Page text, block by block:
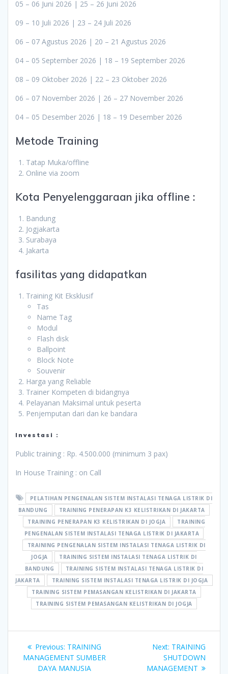
05 – 06 Juni 2026 | 25 – 26 Juni 2026
09 – 10 Juli 2026 | 23 – 24 Juli 2026
06 – 07 Agustus 2026 | 20 – 21 Agustus 2026
04 – 05 September 2026 | 18 – 19 September 2026
08 – 09 Oktober 2026 | 22 – 23 Oktober 2026
06 – 07 November 2026 | 26 – 27 November 2026
04 – 05 Desember 2026 | 18 – 19 Desember 2026
Metode Training
Tatap Muka/offline
Online via zoom
Kota Penyelenggaraan jika offline :
Bandung
Jogjakarta
Surabaya
Jakarta
fasilitas yang didapatkan
Training Kit Eksklusif
Tas
Name Tag
Modul
Flash disk
Ballpoint
Block Note
Souvenir
Harga yang Reliable
Trainer Kompeten di bidangnya
Pelayanan Maksimal untuk peserta
Penjemputan dari dan ke bandara
Investasi :
Public training : Rp. 4.500.000 (minimum 3 pax)
In House Training : on Call
PELATIHAN PENGENALAN SISTEM INSTALASI TENAGA LISTRIK DI
BANDUNG
TRAINING PENERAPAN K3 KELISTRIKAN DI JAKARTA
TRAINING PENERAPAN K3 KELISTRIKAN DI JOGJA
TRAINING
PENGENALAN SISTEM INSTALASI TENAGA LISTRIK DI JAKARTA
TRAINING PENGENALAN SISTEM INSTALASI TENAGA LISTRIK DI
JOGJA
TRAINING SISTEM INSTALASI TENAGA LISTRIK DI
BANDUNG
TRAINING SISTEM INSTALASI TENAGA LISTRIK DI
JAKARTA
TRAINING SISTEM INSTALASI TENAGA LISTRIK DI JOGJA
TRAINING SISTEM PEMASANGAN KELISTRIKAN DI JAKARTA
TRAINING SISTEM PEMASANGAN KELISTRIKAN DI JOGJA
Post
navigation
Previous: Previous
post:
TRAINING
MANAGEMENT SUMBER
DAYA MANUSIA
Next: Next
post:
TRAINING
SHUTDOWN
MANAGEMENT